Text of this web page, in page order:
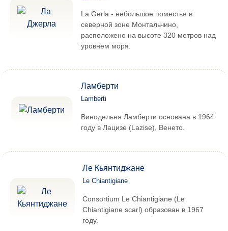
La Gerla - небольшое поместье в
северной зоне Монтальчино,
расположено на высоте 320 метров над
уровнем моря.
Ламберти
Lamberti
Винодельня Ламберти основана в 1964
году в Лацизе (Lazise), Венето.
Ле Кьянтиджане
Le Chiantigiane
Consortium Le Chiantigiane (Le
Chiantigiane scarl) образован в 1967
году.